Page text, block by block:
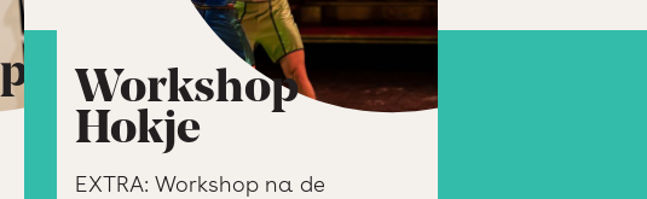
Workshop
Hokje
EXTRA: Workshop na de